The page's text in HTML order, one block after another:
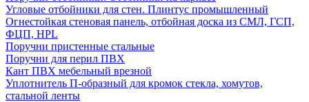
Угловые отбойники для стен. Плинтус промышленный
Огнестойкая стеновая панель, отбойная доска из СМЛ, ГСП,
ФЦП, HPL
Поручни пристенные стальные
Поручни для перил ПВХ
Кант ПВХ мебельный врезной
Уплотнитель П-образный для кромок стекла, хомутов,
стальной ленты